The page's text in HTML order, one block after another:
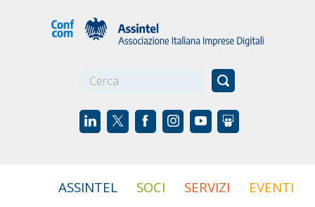
ASSINTEL SOCI SERVIZI EVENTI